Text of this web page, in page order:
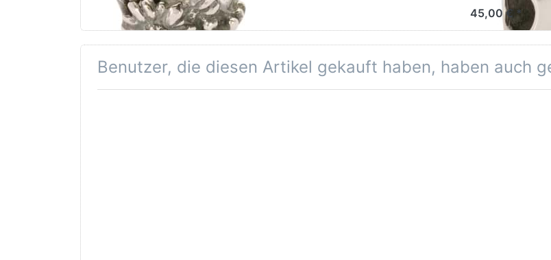
45,00 € *
Benutzer, die diesen Artikel gekauft haben, haben auch